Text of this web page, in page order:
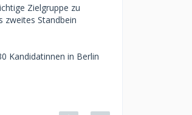
Zielgruppe zu
zweites Standbein
Kandidatinnen in Berlin